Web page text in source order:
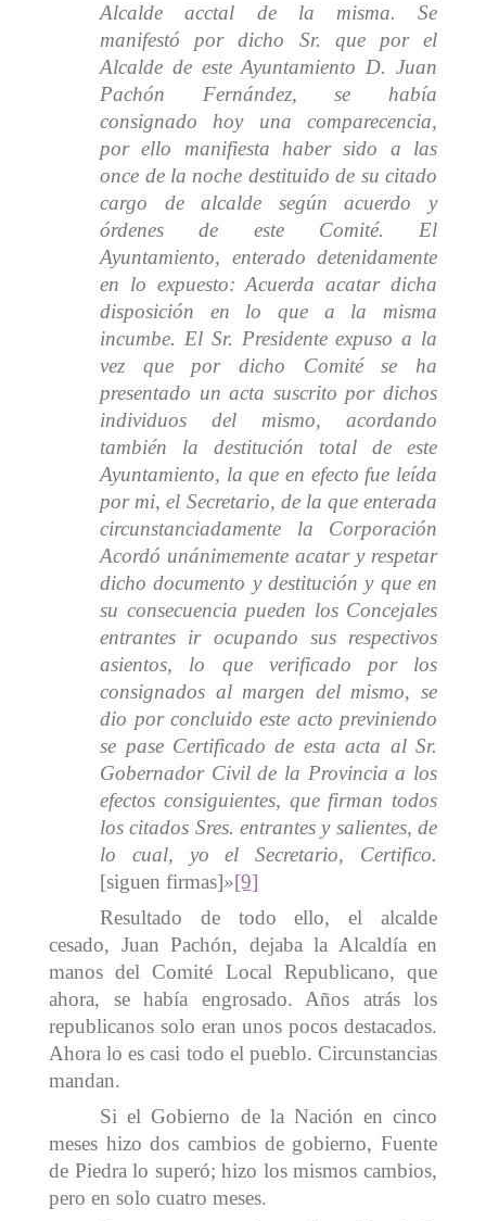
Alcalde acctal de la misma. Se
manifestó por dicho Sr. que por el
Alcalde de este Ayuntamiento D. Juan
Pachón Fernández, se había
consignado hoy una comparecencia,
por ello manifiesta haber sido a las
once de la noche destituido de su citado
cargo de alcalde según acuerdo y
órdenes de este Comité. El
Ayuntamiento, enterado detenidamente
en lo expuesto: Acuerda acatar dicha
disposición en lo que a la misma
incumbe. El Sr. Presidente expuso a la
vez que por dicho Comité se ha
presentado un acta suscrito por dichos
individuos del mismo, acordando
también la destitución total de este
Ayuntamiento, la que en efecto fue leída
por mi, el Secretario, de la que enterada
circunstanciadamente la Corporación
Acordó unánimemente acatar y respetar
dicho documento y destitución y que en
su consecuencia pueden los Concejales
entrantes ir ocupando sus respectivos
asientos, lo que verificado por los
consignados al margen del mismo, se
dio por concluido este acto previniendo
se pase Certificado de esta acta al Sr.
Gobernador Civil de la Provincia a los
efectos consiguientes, que firman todos
los citados Sres. entrantes y salientes, de
lo cual, yo el Secretario, Certifico.
[siguen firmas]»[9]
Resultado de todo ello, el alcalde
cesado, Juan Pachón, dejaba la Alcaldía en
manos del Comité Local Republicano, que
ahora, se había engrosado. Años atrás los
republicanos solo eran unos pocos destacados.
Ahora lo es casi todo el pueblo. Circunstancias
mandan.
Si el Gobierno de la Nación en cinco
meses hizo dos cambios de gobierno, Fuente
de Piedra lo superó; hizo los mismos cambios,
pero en solo cuatro meses.